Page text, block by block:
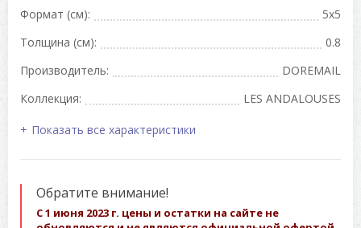
Формат (см):
5x5
Толщина (см):
0.8
Производитель:
DOREMAIL
Коллекция:
LES ANDALOUSES
Показать все характеристики
Обратите внимание!
С 1 июня 2023 г. цены и остатки на сайте не